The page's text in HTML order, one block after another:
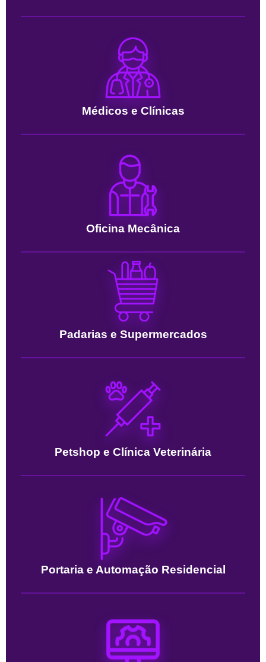
Médicos e Clínicas
Oficina Mecânica
Padarias e Supermercados
Petshop e Clínica Veterinária
Portaria e Automação Residencial